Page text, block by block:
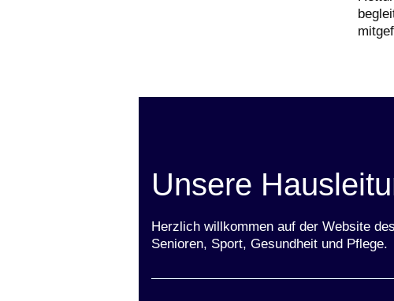
Unsere
Herzlich willkommen auf der Website
Senioren, Sport, Gesundheit und Pflege.